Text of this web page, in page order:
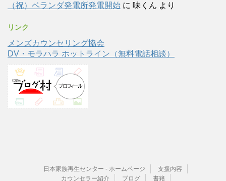
（祝）ベランダ発電所発電開始 に 味くん より
リンク
メンズカウンセリング協会
DV・モラハラ ホットライン（無料電話相談）
日本家族再生センター - ホームページ
支援内容
カウンセラー紹介
ブログ 書籍